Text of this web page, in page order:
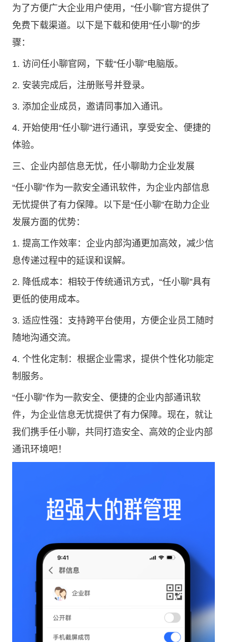
为了方便广大企业用户使用，“任小聊”官方提供了
免费下载渠道。以下是下载和使用“任小聊”的步
骤：
1. 访问 任小聊官网 ，下载“任小聊”电脑版。
2. 安装完成后，注册账号并登录。
3. 添加企业成员，邀请同事加入通讯。
4. 开始使用“任小聊”进行通讯，享受安全、便捷的
体验。
三、企业内部信息无忧，任小聊助力企业发展
“任小聊”作为一款安全通讯软件，为企业内部信息
无忧提供了有力保障。以下是“任小聊”在助力企业
发展方面的优势：
1. 提高工作效率：企业内部沟通更加高效，减少信
息传递过程中的延误和误解。
2. 降低成本：相较于传统通讯方式，“任小聊”具有
更低的使用成本。
3. 适应性强：支持跨平台使用，方便企业员工随时
随地沟通交流。
4. 个性化定制：根据企业需求，提供个性化功能定
制服务。
“任小聊”作为一款安全、便捷的企业内部通讯软
件，为企业信息无忧提供了有力保障。现在，就让
我们携手任小聊，共同打造安全、高效的企业内部
通讯环境吧！